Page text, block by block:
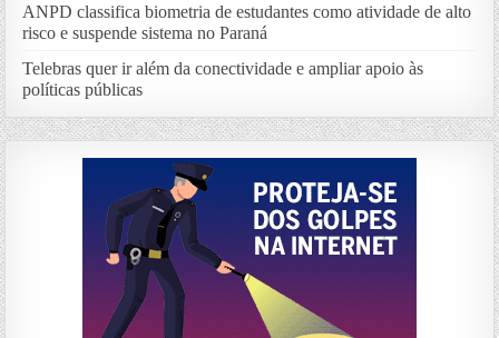
ANPD classifica biometria de estudantes como atividade de alto
risco e suspende sistema no Paraná
Telebras quer ir além da conectividade e ampliar apoio às
políticas públicas